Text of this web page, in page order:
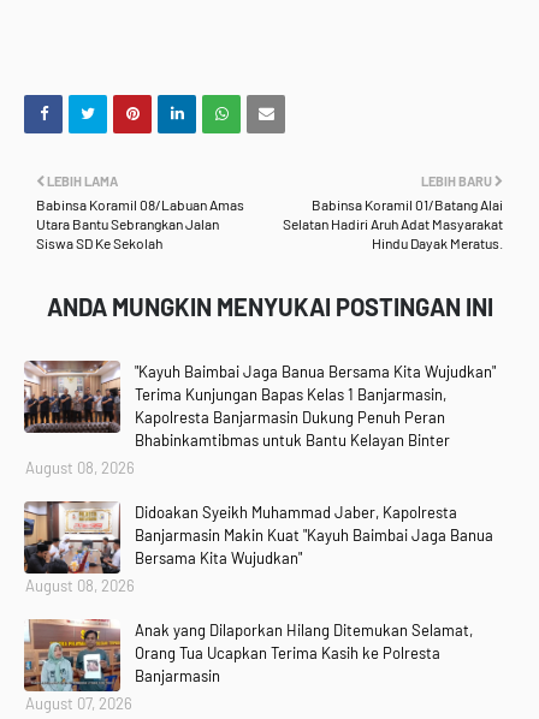
LEBIH BARU
Babinsa Koramil 01/Batang Alai
Selatan Hadiri Aruh Adat Masyarakat
Hindu Dayak Meratus.
LEBIH LAMA
Babinsa Koramil 08/Labuan Amas
Utara Bantu Sebrangkan Jalan
Siswa SD Ke Sekolah
ANDA MUNGKIN MENYUKAI POSTINGAN INI
"Kayuh Baimbai Jaga Banua Bersama Kita Wujudkan"
Terima Kunjungan Bapas Kelas 1 Banjarmasin,
Kapolresta Banjarmasin Dukung Penuh Peran
Bhabinkamtibmas untuk Bantu Kelayan Binter
August 08, 2026
Didoakan Syeikh Muhammad Jaber, Kapolresta
Banjarmasin Makin Kuat "Kayuh Baimbai Jaga Banua
Bersama Kita Wujudkan"
August 08, 2026
Anak yang Dilaporkan Hilang Ditemukan Selamat,
Orang Tua Ucapkan Terima Kasih ke Polresta
Banjarmasin
August 07, 2026